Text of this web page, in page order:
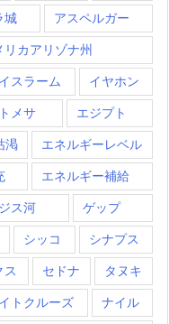
城 アスペルガー
リカアリゾナ州
イスラーム イヤホン
メサ エジプト
渇 エネルギーレベル
エネルギー補給
ス河 ゲップ
シッコ シナプス
ス セドナ タヌキ
トクルーズ ナイル